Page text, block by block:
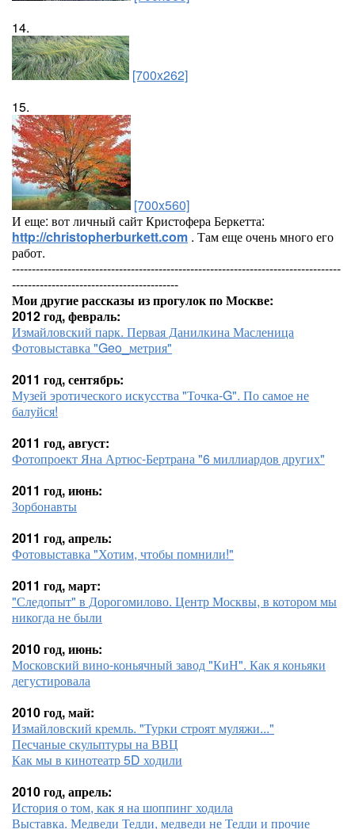
14.
[700x262]
15.
[700x560]
И еще: вот личный сайт Кристофера Беркетта:
http://christopherburkett.com . Там еще очень много его
работ.
-----------------------------------------------------------------------------------
------------------------------------------
Мои другие рассказы из прогулок по Москве:
2012 год, февраль:
Измайловский парк. Первая Данилкина Масленица
Фотовыставка "Geo_метрия"
2011 год, сентябрь:
Музей эротического искусства "Точка-G". По самое не
балуйся!
2011 год, август:
Фотопроект Яна Артюс-Бертрана "6 миллиардов других"
2011 год, июнь:
Зорбонавты
2011 год, апрель:
Фотовыставка "Хотим, чтобы помнили!"
2011 год, март:
"Следопыт" в Дорогомилово. Центр Москвы, в котором мы
никогда не были
2010 год, июнь:
Московский вино-коньячный завод "КиН". Как я коньяки
дегустировала
2010 год, май:
Измайловский кремль. "Турки строят муляжи..."
Песчаные скульптуры на ВВЦ
Как мы в кинотеатр 5D ходили
2010 год, апрель:
История о том, как я на шоппинг ходила
Выставка. Медведи Тедди, медведи не Тедди и прочие